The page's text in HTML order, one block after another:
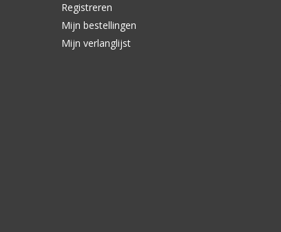
Registreren
Mijn bestellingen
Mijn verlanglijst